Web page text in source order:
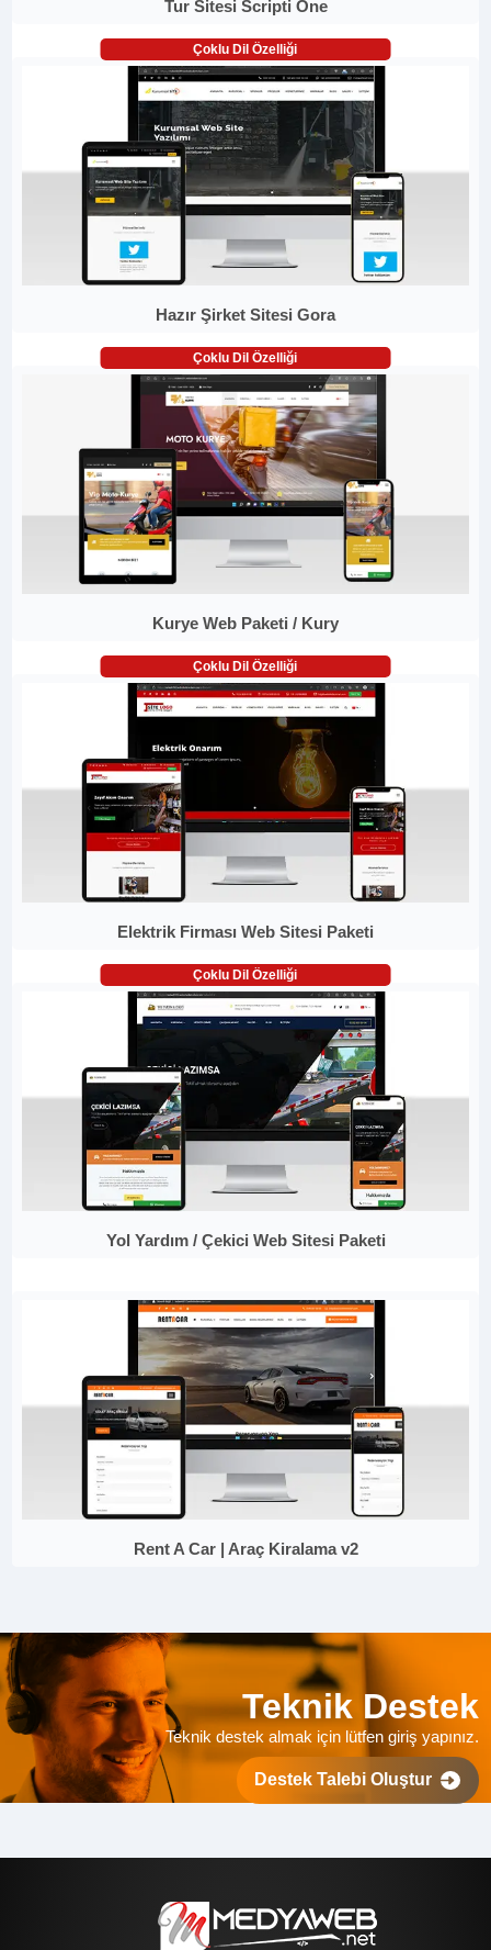
Tur Sitesi Scripti One
Çoklu Dil Özelliği
Hazır Şirket Sitesi Gora
Çoklu Dil Özelliği
Kurye Web Paketi / Kury
Çoklu Dil Özelliği
Elektrik Firması Web Sitesi Paketi
Çoklu Dil Özelliği
Yol Yardım / Çekici Web Sitesi Paketi
Rent A Car | Araç Kiralama v2
Teknik Destek
Teknik destek almak için lütfen giriş yapınız.
Destek Talebi Oluştur